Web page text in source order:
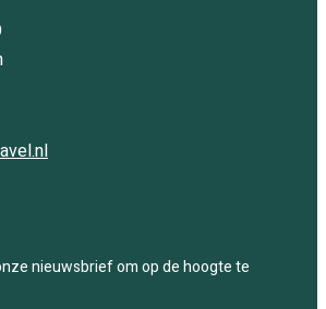
nieuwsbrief om op de hoogte te